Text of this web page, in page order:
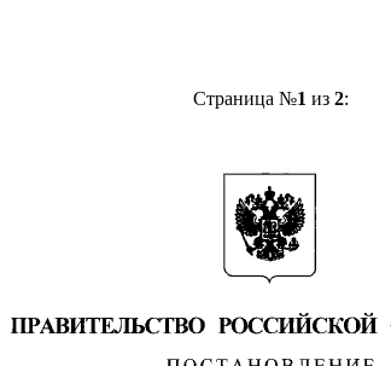
Страница №1 из 2: